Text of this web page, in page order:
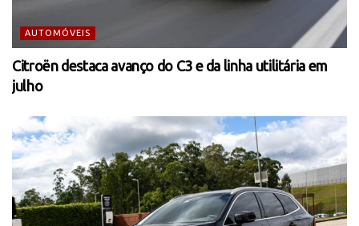
AUTOMÓVEIS
Citroën destaca avanço do C3 e da linha utilitária em
julho